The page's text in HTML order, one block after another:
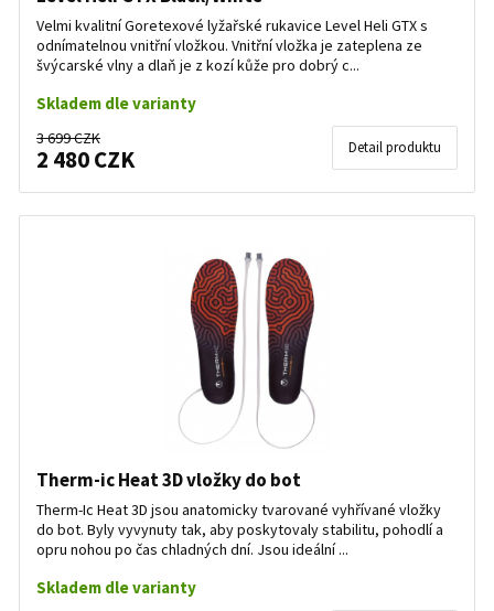
Velmi kvalitní Goretexové lyžařské rukavice Level Heli GTX s
odnímatelnou vnitřní vložkou. Vnitřní vložka je zateplena ze
švýcarské vlny a dlaň je z kozí kůže pro dobrý c...
Skladem dle varianty
3 699 CZK
2 480 CZK Detail produktu
Therm-ic Heat 3D vložky do bot
Therm-Ic Heat 3D jsou anatomicky tvarované vyhřívané vložky
do bot. Byly vyvynuty tak, aby poskytovaly stabilitu, pohodlí a
opru nohou po čas chladných dní. Jsou ideální ...
Skladem dle varianty